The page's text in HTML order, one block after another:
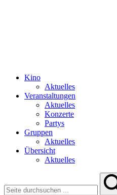
Kino
Aktuelles
Veranstaltungen
Aktuelles
Konzerte
Partys
Gruppen
Aktuelles
Übersicht
Aktuelles